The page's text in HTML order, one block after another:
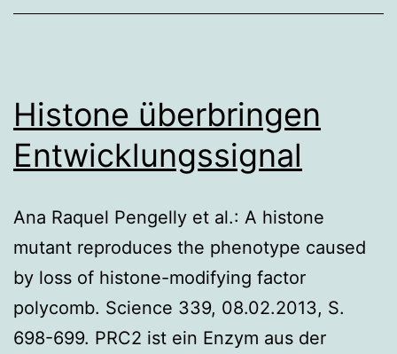
Histone überbringen
Entwicklungssignal
Ana Raquel Pengelly et al.: A histone
mutant reproduces the phenotype caused
by loss of histone-modifying factor
polycomb. Science 339, 08.02.2013, S.
698-699. PRC2 ist ein Enzym aus der